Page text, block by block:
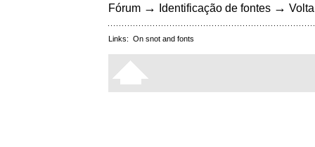
Fórum → Identificação de fontes →
Links: On snot and fonts